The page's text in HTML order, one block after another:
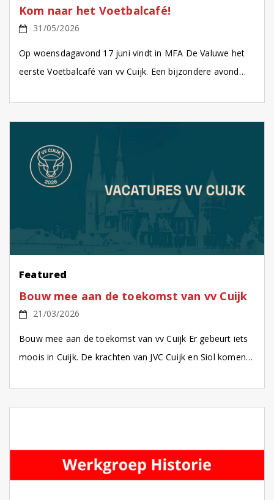
Kom naar het Voetbalcafé!
31/05/2026
Op woensdagavond 17 juni vindt in MFA De Valuwe het
eerste Voetbalcafé van vv Cuijk. Een bijzondere avond
Featured
Bouw mee aan de toekomst van vv Cuijk
21/03/2026
Bouw mee aan de toekomst van vv Cuijk Er gebeurt iets
moois in Cuijk. De krachten van JVC Cuijk en Siol komen